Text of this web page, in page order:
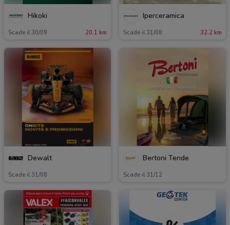
Hikoki
Scade il 30/09 20.1 km
Iperceramica
Scade il 31/08 32.2 km
Dewalt
Scade il 31/08
Bertoni Tende
Scade il 31/12